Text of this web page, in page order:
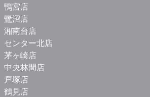
鴨宮店
鷺沼店
湘南台店
センター北店
茅ヶ崎店
中央林間店
戸塚店
鶴見店